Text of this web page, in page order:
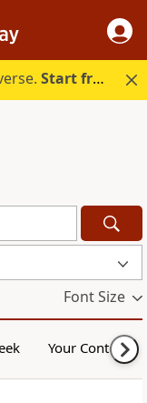
Start free.
Font Size
Your Content